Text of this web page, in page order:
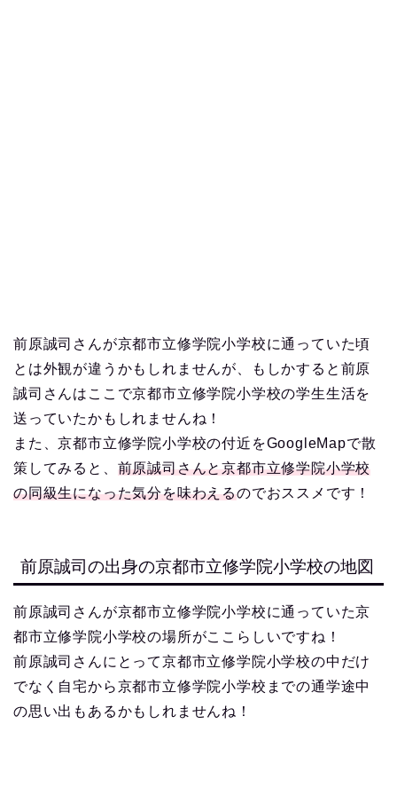
前原誠司さんが京都市立修学院小学校に通っていた頃
とは外観が違うかもしれませんが、もしかすると前原
誠司さんはここで京都市立修学院小学校の学生生活を
送っていたかもしれませんね！
また、京都市立修学院小学校の付近をGoogleMapで散
策してみると、 前原誠司さんと京都市立修学院小学校
の同級生になった気分を味わえるのでおススメです！
前原誠司の出身の京都市立修学院小学校の地図
前原誠司さんが京都市立修学院小学校に通っていた京
都市立修学院小学校の場所がここらしいですね！
前原誠司さんにとって京都市立修学院小学校の中だけ
でなく自宅から京都市立修学院小学校までの通学途中
の思い出もあるかもしれませんね！